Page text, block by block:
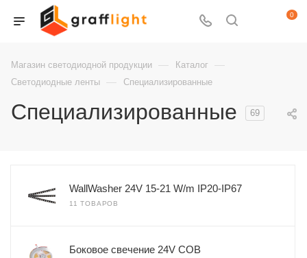
0
Магазин светодиодной продукции — Каталог —
Светодиодные ленты — Специализированные
Специализированные 69
WallWasher 24V 15-21 W/m IP20-IP67
11 ТОВАРОВ
Боковое свечение 24V COB